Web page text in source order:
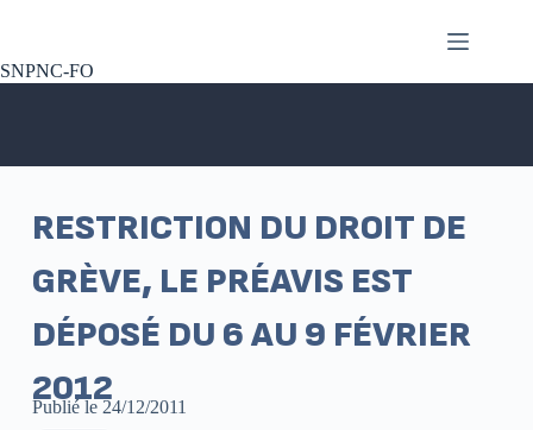
SNPNC-FO
RESTRICTION DU DROIT DE
GRÈVE, LE PRÉAVIS EST
DÉPOSÉ DU 6 AU 9 FÉVRIER
2012
Publié le 24/12/2011